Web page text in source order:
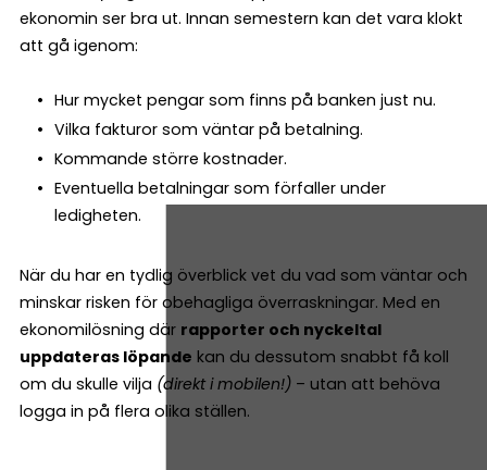
ekonomin ser bra ut. Innan semestern kan det vara klokt
att gå igenom:
Hur mycket pengar som finns på banken just nu.
Vilka fakturor som väntar på betalning.
Kommande större kostnader.
Eventuella betalningar som förfaller under
ledigheten.
När du har en tydlig överblick vet du vad som väntar och
minskar risken för obehagliga överraskningar. Med en
ekonomilösning där rapporter och nyckeltal
uppdateras löpande kan du dessutom snabbt få koll
om du skulle vilja (direkt i mobilen!) – utan att behöva
logga in på flera olika ställen.